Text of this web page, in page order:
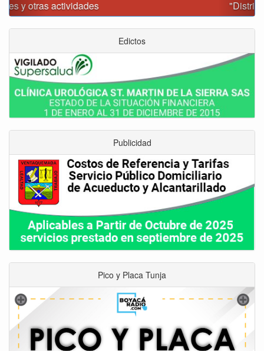
"Distrito Histórico y Turístico"
Edictos
Publicidad
Pico y Placa Tunja